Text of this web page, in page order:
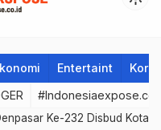
Entertaint
Ke-232 Disbud Kota